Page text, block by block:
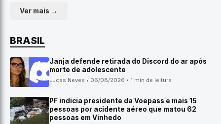
Ver mais →
BRASIL
Janja defende retirada do Discord do ar após
morte de adolescente
Lucas Neves • 06/08/2026 • 1 min de leitura
PF indicia presidente da Voepass e mais 15
pessoas por acidente aéreo que matou 62
pessoas em Vinhedo